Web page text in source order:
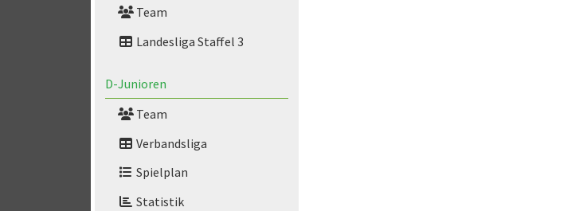
Team
Landesliga Staffel 3
D-Junioren
Team
Verbandsliga
Spielplan
Statistik